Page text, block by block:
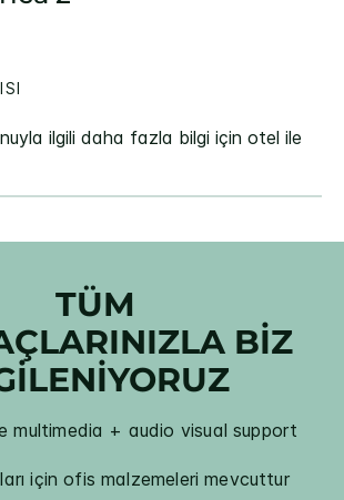
ilgili daha fazla bilgi için otel ile
TÜM
BİZ
multimedia + audio visual support
için ofis malzemeleri mevcuttur